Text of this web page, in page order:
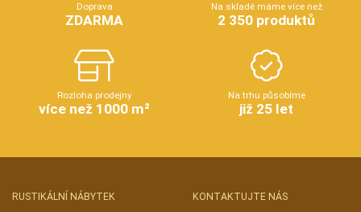
Doprava
ZDARMA
Na skladě máme více než
2 350 produktů
Rozloha prodejny
více než 1000 m²
Na trhu působíme
již 25 let
RUSTIKÁLNÍ NÁBYTEK
KONTAKTUJTE NÁS